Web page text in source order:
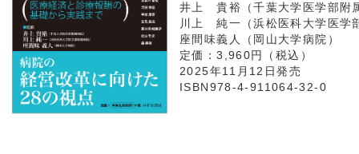
井上 貴裕（千葉大学医学部附
川上 純一（浜松医科大学医学
座間味義人（岡山大学病院）
定価：3,960円（税込）
2025年11月12日発売
ISBN978-4-911064-32-0